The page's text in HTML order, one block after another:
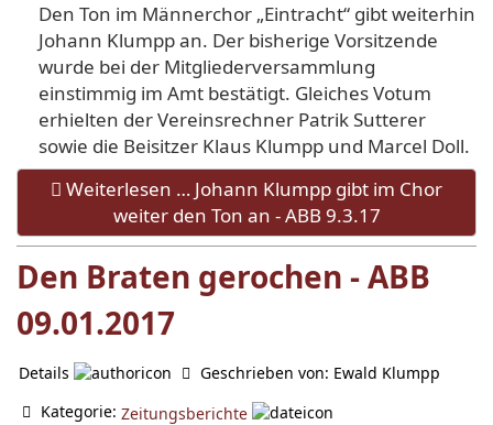
Den Ton im Männerchor „Eintracht“ gibt weiterhin
Johann Klumpp an. Der bisherige Vorsitzende
wurde bei der Mitgliederversammlung
einstimmig im Amt bestätigt. Gleiches Votum
erhielten der Vereinsrechner Patrik Sutterer
sowie die Beisitzer Klaus Klumpp und Marcel Doll.
Weiterlesen … Johann Klumpp gibt im Chor
weiter den Ton an - ABB 9.3.17
Den Braten gerochen - ABB
09.01.2017
Details Geschrieben von: Ewald Klumpp
Kategorie: Zeitungsberichte